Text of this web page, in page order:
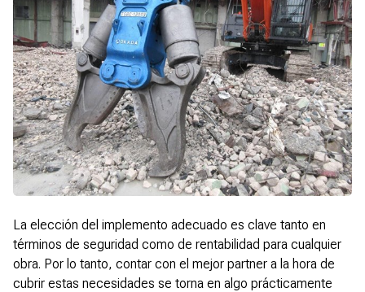
La elección del implemento adecuado es clave tanto en
términos de seguridad como de rentabilidad para cualquier
obra. Por lo tanto, contar con el mejor partner a la hora de
cubrir estas necesidades se torna en algo prácticamente